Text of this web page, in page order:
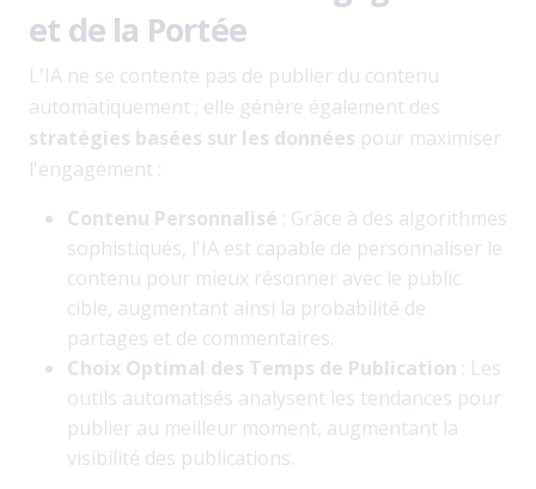
et de la Portée
L'IA ne se contente pas de publier du contenu
automatiquement ; elle génère également des
stratégies basées sur les données pour maximiser
l'engagement :
Contenu Personnalisé : Grâce à des algorithmes
sophistiqués, l'IA est capable de personnaliser le
contenu pour mieux résonner avec le public
cible, augmentant ainsi la probabilité de
partages et de commentaires.
Choix Optimal des Temps de Publication : Les
outils automatisés analysent les tendances pour
publier au meilleur moment, augmentant la
visibilité des publications.